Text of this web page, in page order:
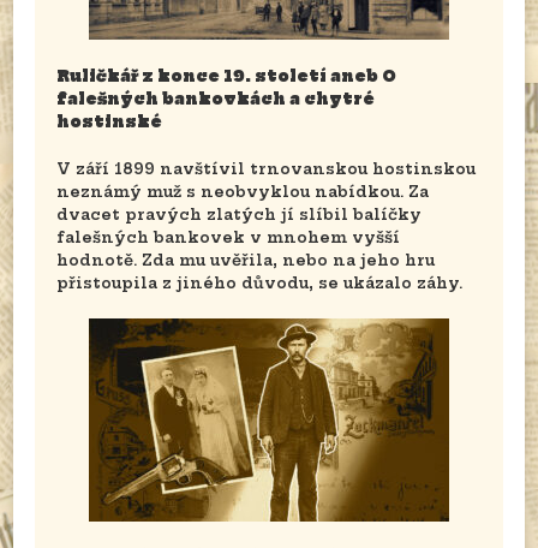
Ruličkář z konce 19. století aneb O
falešných bankovkách a chytré
hostinské
V září 1899 navštívil trnovanskou hostinskou
neznámý muž s neobvyklou nabídkou. Za
dvacet pravých zlatých jí slíbil balíčky
falešných bankovek v mnohem vyšší
hodnotě. Zda mu uvěřila, nebo na jeho hru
přistoupila z jiného důvodu, se ukázalo záhy.